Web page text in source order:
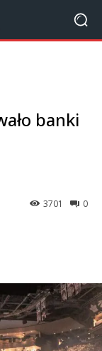
banki
0
3701